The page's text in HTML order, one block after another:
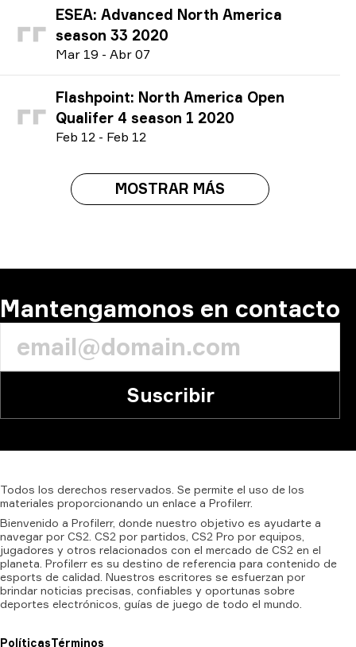
ESEA: Advanced North America
season 33 2020
Mar 19 - Abr 07
Flashpoint: North America Open
Qualifer 4 season 1 2020
Feb 12 - Feb 12
MOSTRAR MÁS
Mantengamonos en contacto
Suscribir
Todos los derechos reservados. Se permite el uso de los
materiales proporcionando un enlace a Profilerr.
Bienvenido a Profilerr, donde nuestro objetivo es ayudarte a
navegar por CS2. CS2 por partidos, CS2 Pro por equipos,
jugadores y otros relacionados con el mercado de CS2 en el
planeta. Profilerr es su destino de referencia para contenido de
esports de calidad. Nuestros escritores se esfuerzan por
brindar noticias precisas, confiables y oportunas sobre
deportes electrónicos, guías de juego de todo el mundo.
PolíticasTérminos